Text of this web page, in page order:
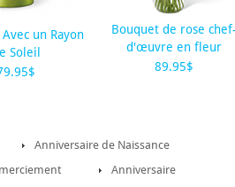
un Rayon
Soleil
Bouquet de rose
d'œuvre en fleur
89.95$
Anniversaire de Naissance
Anniversaire